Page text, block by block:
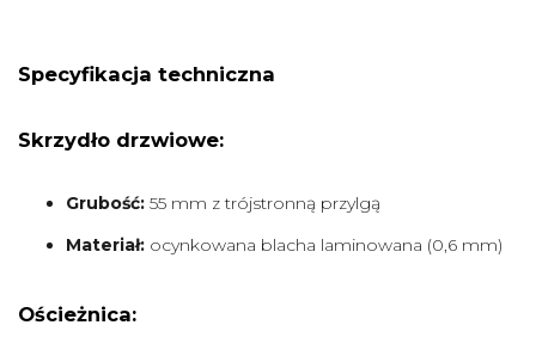
Specyfikacja techniczna
Skrzydło drzwiowe:
Grubość: 55 mm z trójstronną przylgą
Materiał: ocynkowana blacha laminowana (0,6 mm)
Ościeżnica: